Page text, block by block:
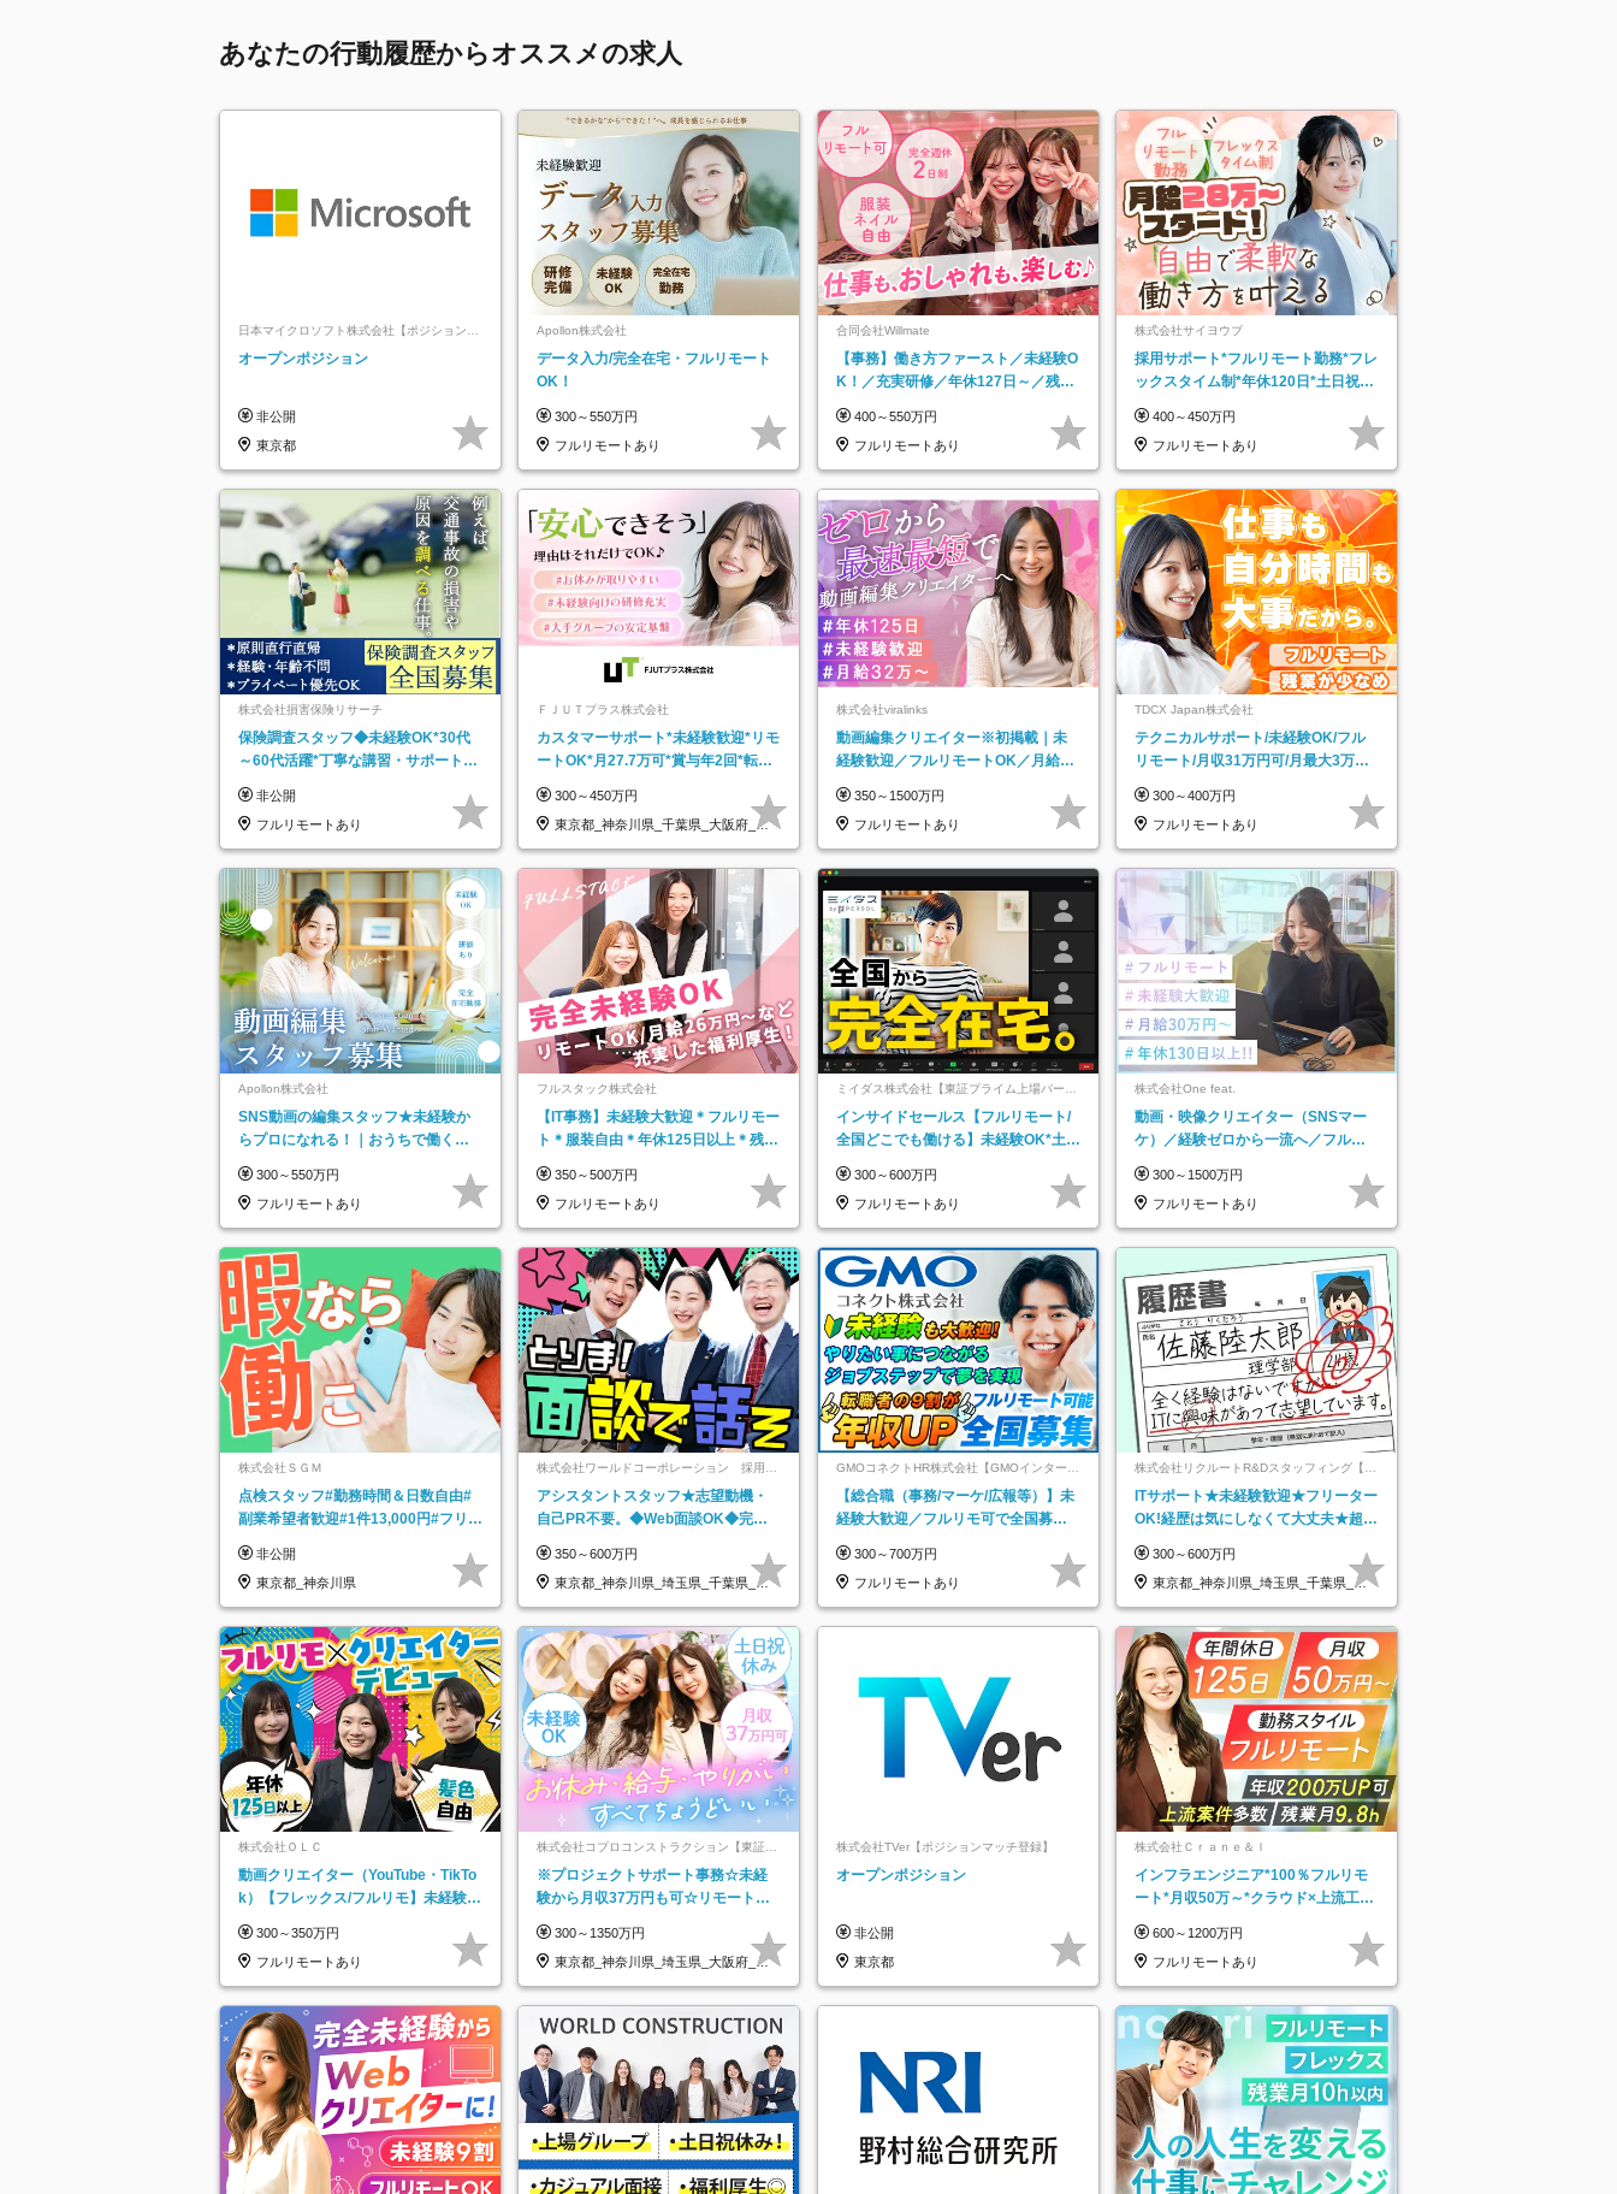
あなたの行動履歴からオススメの求人
日本マイクロソフト株式会社【ポジションマ
ッチ登録】
オープンポジション
非公開
東京都
Apollon株式会社
データ入力/完全在宅・フルリモート
OK！
300～550万円
フルリモートあり
合同会社Willmate
【事務】働き方ファースト／未経験O
K！／充実研修／年休127日～／残業
400～550万円
フルリモートあり
株式会社サイヨウブ
採用サポート*フルリモート勤務*フレ
ックスタイム制*年休120日*土日祝休
400～450万円
フルリモートあり
株式会社損害保険リサーチ
保険調査スタッフ◆未経験OK*30代
～60代活躍*丁寧な講習・サポートあ
託
非公開
フルリモートあり
ＦＪＵＴプラス株式会社
カスタマーサポート*未経験歓迎*リモ
ートOK*月27.7万可*賞与年2回*転勤
300～450万円
東京都_神奈川県_千葉県_大阪府_愛
知県…
株式会社viralinks
動画編集クリエイター※初掲載｜未
経験歓迎／フルリモートOK／月給32
350～1500万円
フルリモートあり
TDCX Japan株式会社
テクニカルサポート/未経験OK/フル
リモート/月収31万円可/月最大3万の
300～400万円
フルリモートあり
Apollon株式会社
SNS動画の編集スタッフ★未経験か
らプロになれる！｜おうちで働くフ
300～550万円
フルリモートあり
フルスタック株式会社
【IT事務】未経験大歓迎＊フルリモー
ト＊服装自由＊年休125日以上＊残業
350～500万円
フルリモートあり
ミイダス株式会社【東証プライム上場パーソ
インサイドセールス【フルリモート/
全国どこでも働ける】未経験OK*土日
300～600万円
フルリモートあり
株式会社One feat.
動画・映像クリエイター（SNSマー
ケ）／経験ゼロから一流へ／フルリ
日以上
300～1500万円
フルリモートあり
株式会社ＳＧＭ
点検スタッフ#勤務時間＆日数自由#
副業希望者歓迎#1件13,000円#フリー
非公開
東京都_神奈川県
株式会社ワールドコーポレーション 採用事
アシスタントスタッフ★志望動機・
自己PR不要。◆Web面談OK◆完全
350～600万円
東京都_神奈川県_埼玉県_千葉県_大
阪府…
GMOコネクトHR株式会社【GMOインターネ
ットグループ】
【総合職（事務/マーケ/広報等）】未
経験大歓迎／フルリモ可で全国募
★
300～700万円
フルリモートあり
株式会社リクルートR&Dスタッフィング【リ
クルートグループ】
ITサポート★未経験歓迎★フリーター
OK!経歴は気にしなくて大丈夫★超大
300～600万円
東京都_神奈川県_埼玉県_千葉県_大
阪府…
株式会社ＯＬＣ
動画クリエイター（YouTube・TikTo
k）【フレックス/フルリモ】未経験O
300～350万円
フルリモートあり
株式会社コプロコンストラクション【東証プ
ライム上場コプロ・ホールディングス子会
社】
※プロジェクトサポート事務☆未経
験から月収37万円も可☆リモート研
b
300～1350万円
東京都_神奈川県_埼玉県_大阪府_愛
知県…
株式会社TVer【ポジションマッチ登録】
オープンポジション
非公開
東京都
株式会社Ｃｒａｎｅ＆Ｉ
インフラエンジニア*100％フルリモ
ート*月収50万～*クラウド×上流工程
600～1200万円
フルリモートあり